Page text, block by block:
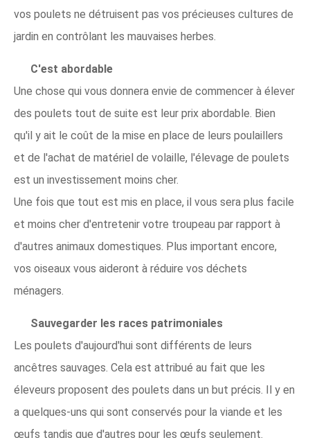
vos poulets ne détruisent pas vos précieuses cultures de
jardin en contrôlant les mauvaises herbes.
C'est abordable
Une chose qui vous donnera envie de commencer à élever
des poulets tout de suite est leur prix abordable. Bien
qu'il y ait le coût de la mise en place de leurs poulaillers
et de l'achat de matériel de volaille, l'élevage de poulets
est un investissement moins cher.
Une fois que tout est mis en place, il vous sera plus facile
et moins cher d'entretenir votre troupeau par rapport à
d'autres animaux domestiques. Plus important encore,
vos oiseaux vous aideront à réduire vos déchets
ménagers.
Sauvegarder les races patrimoniales
Les poulets d'aujourd'hui sont différents de leurs
ancêtres sauvages. Cela est attribué au fait que les
éleveurs proposent des poulets dans un but précis. Il y en
a quelques-uns qui sont conservés pour la viande et les
œufs tandis que d'autres pour les œufs seulement.